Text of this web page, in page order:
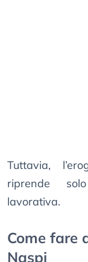
Tuttavia,
riprende
lavorativa.
Come fare
Naspi